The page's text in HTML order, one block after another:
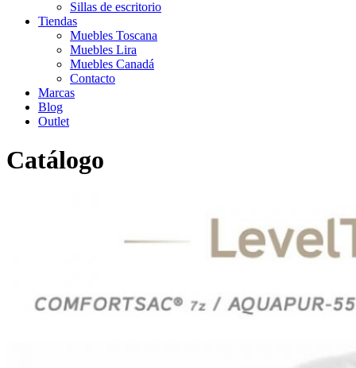
Sillas de escritorio
Tiendas
Muebles Toscana
Muebles Lira
Muebles Canadá
Contacto
Marcas
Blog
Outlet
Catálogo